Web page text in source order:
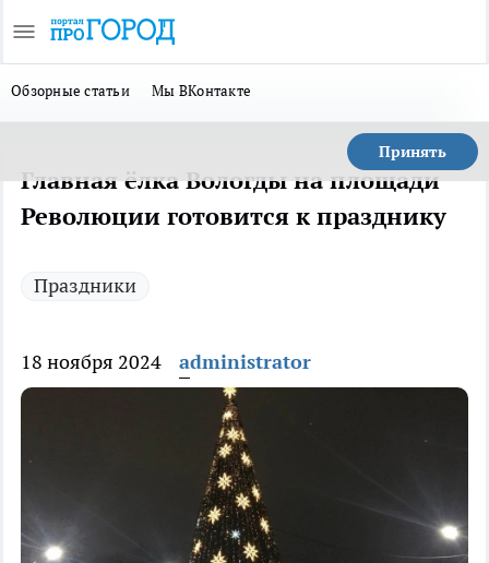
Обзорные статьи Мы ВКонтакте
Принять
Главная ёлка Вологды на площади
Революции готовится к празднику
Праздники
18 ноября 2024 administrator